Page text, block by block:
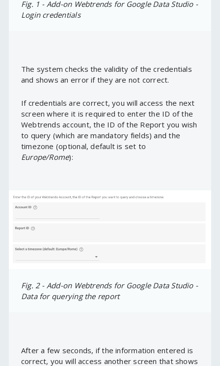
Fig. 1 - Add-on Webtrends for Google Data Studio -
Login credentials
The system checks the validity of the credentials
and shows an error if they are not correct.
If credentials are correct, you will access the next
screen where it is required to enter the ID of the
Webtrends account, the ID of the Report you wish
to query (which are mandatory fields) and the
timezone (optional, default is set to
Europe/Rome):
Fig. 2 - Add-on Webtrends for Google Data Studio -
Data for querying the report
After a few seconds, if the information entered is
correct, you will access another screen that shows